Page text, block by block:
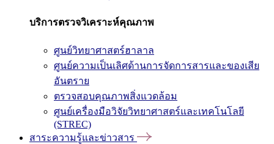
บริการตรวจวิเคราะห์คุณภาพ
ศูนย์วิทยาศาสตร์ฮาลาล
ศูนย์ความเป็นเลิศด้านการจัดการสารและของเสีย
อันตราย
ตรวจสอบคุณภาพสิ่งแวดล้อม
ศูนย์เครื่องมือวิจัยวิทยาศาสตร์และเทคโนโลยี
(STREC)
สาระความรู้และข่าวสาร